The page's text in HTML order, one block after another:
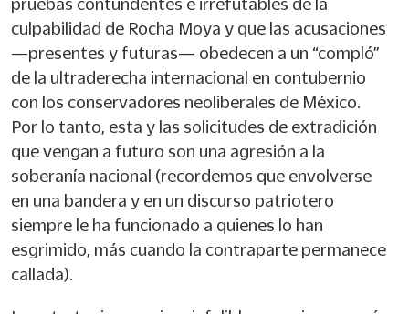
pruebas contundentes e irrefutables de la
culpabilidad de Rocha Moya y que las acusaciones
—presentes y futuras— obedecen a un “compló”
de la ultraderecha internacional en contubernio
con los conservadores neoliberales de México.
Por lo tanto, esta y las solicitudes de extradición
que vengan a futuro son una agresión a la
soberanía nacional (recordemos que envolverse
en una bandera y en un discurso patriotero
siempre le ha funcionado a quienes lo han
esgrimido, más cuando la contraparte permanece
callada).